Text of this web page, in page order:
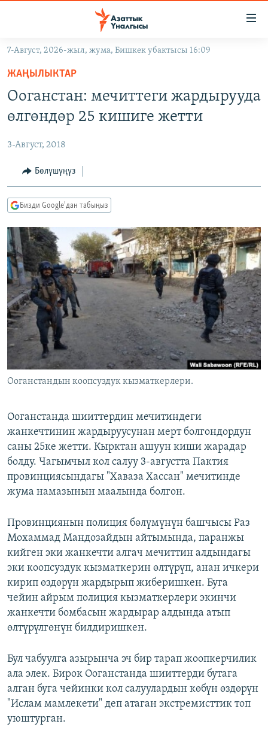
Навигацияга
өтүңүз
Издөөгө
салыңыз
ЭКОНОМИКА
МАДАНИЯТ
БОРБОР АЗИЯ
АТАЙЫН ИЛИКТӨӨ
ТВ ПРОГРАММАЛАР
ЭКСПЕРТТЕР ТАЛДАЙТ
БИЗ ЖАНА ДҮЙНӨ
ДАНИСТЕ
ЭЖЕ-СИҢДИЛЕР
АЗАТТЫК+
ЫҢГАЙСЫЗ СУРООЛОР
ӨЗГӨЧӨ ПИКИР
Русский
ОНЛАЙН ШЕРИНЕ
ЭЕ/АРнун бардык сайттары
7-Август, 2026-жыл, жума, Бишкек убактысы 16:09
ЖАҢЫЛЫКТАР
Ооганстан: мечиттеги жардырууда
өлгөндөр 25 кишиге жетти
3-Август, 2018
Бөлүшүңүз
Бизди Google'дан табыңыз
Ооганстандын коопсуздук кызматкерлери.
Ооганстанда шииттердин мечитиндеги
жанкечтинин жардыруусунан мерт болгондордун
саны 25ке жетти. Кырктан ашуун киши жарадар
болду. Чагымчыл кол салуу 3-августта Пактия
провинциясындагы "Хаваза Хассан" мечитинде
жума намазынын маалында болгон.
Провинциянын полиция бөлүмүнүн башчысы Раз
Мохаммад Мандозайдын айтымында, паранжы
кийген эки жанкечти алгач мечиттин алдындагы
эки коопсуздук кызматкерин өлтүрүп, анан ичкери
кирип өздөрүн жардырып жиберишкен. Буга
чейин айрым полиция кызматкерлери экинчи
жанкечти бомбасын жардырар алдында атып
өлтүрүлгөнүн билдиришкен.
Бул чабуулга азырынча эч бир тарап жоопкерчилик
ала элек. Бирок Ооганстанда шииттерди бутага
алган буга чейинки кол салуулардын көбүн өздөрүн
"Ислам мамлекети" деп атаган экстремисттик топ
уюштурган.